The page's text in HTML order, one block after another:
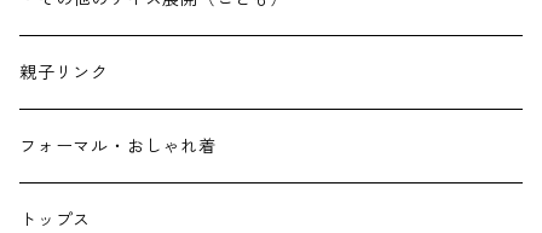
親子リンク
フォーマル・おしゃれ着
トップス